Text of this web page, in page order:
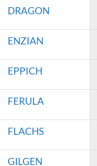
DRAGON
ENZIAN
EPPICH
FERULA
FLACHS
GILGEN